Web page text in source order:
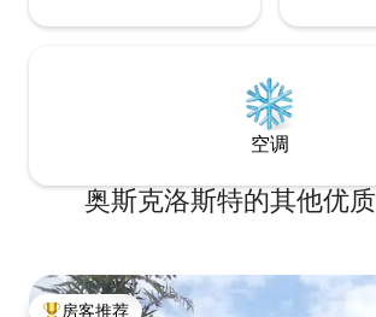
空调
奥斯克洛斯特的其他优
房客推荐